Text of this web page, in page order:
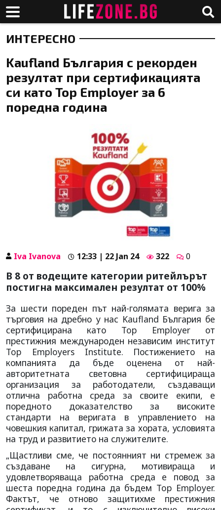
ИНТЕРЕСНО
Kaufland България с рекорден
резултат при сертификацията
си като Top Employer за 6
поредна година
Iva Ivanova 12:33 | 22 Jan 24 322 0
В 8 от водещите категории ритейлърът
постигна максимален резултат от 100%
За шести пореден път най-голямата верига за
търговия на дребно у нас Kaufland България бе
сертифицирана като Top Employer от
престижния международен независим институт
Top Employers Institute. Постижението на
компанията да бъде оценена от най-
авторитетната световна сертифицираща
организация за работодатели, създаващи
отлична работна среда за своите екипи, е
поредното доказателство за високите
стандарти на веригата в управлението на
човешкия капитал, грижата за хората, условията
на труд и развитието на служителите.
„Щастливи сме, че постоянният ни стремеж за
създаване на сигурна, мотивираща и
удовлетворяваща работна среда е повод за
шеста поредна година да бъдем Top Employer.
Фактът, че отново защитихме престижния